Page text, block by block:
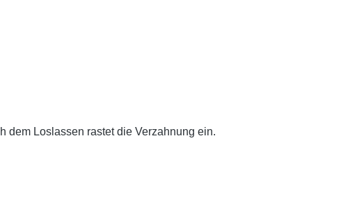
dem Loslassen rastet die Verzahnung ein.